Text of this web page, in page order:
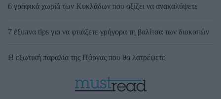
6 γραφικά χωριά των Κυκλάδων που αξίζει να ανακαλύψετε
7 έξυπνα tips για να φτιάξετε γρήγορα τη βαλίτσα των διακοπών
Η εξωτική παραλία της Πάργας που θα λατρέψετε